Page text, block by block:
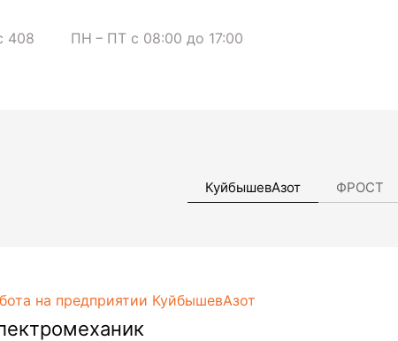
408 ПН − ПТ с 08:00 до 17:00
КуйбышевАзот ФРОСТ
на предприятии КуйбышевАзот